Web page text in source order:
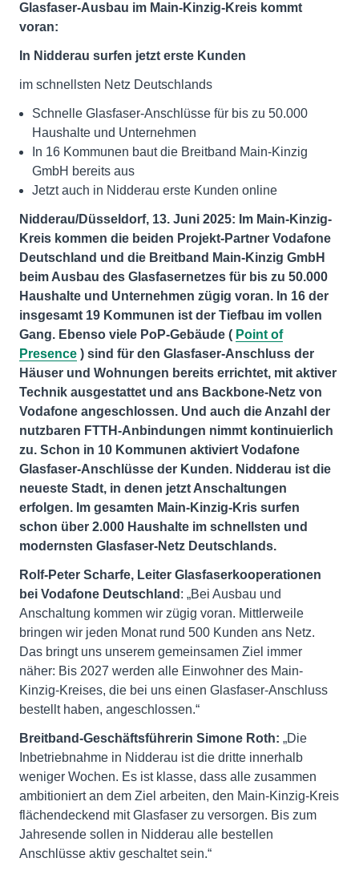
Glasfaser-Ausbau im Main-Kinzig-Kreis kommt
voran:
In Nidderau surfen jetzt erste Kunden
im schnellsten Netz Deutschlands
Schnelle Glasfaser-Anschlüsse für bis zu 50.000
Haushalte und Unternehmen
In 16 Kommunen baut die Breitband Main-Kinzig
GmbH bereits aus
Jetzt auch in Nidderau erste Kunden online
Nidderau/Düsseldorf, 13. Juni 2025: Im Main-Kinzig-
Kreis kommen die beiden Projekt-Partner Vodafone
Deutschland und die Breitband Main-Kinzig GmbH
beim Ausbau des Glasfasernetzes für bis zu 50.000
Haushalte und Unternehmen zügig voran. In 16 der
insgesamt 19 Kommunen ist der Tiefbau im vollen
Gang. Ebenso viele PoP-Gebäude ( Point of
Presence ) sind für den Glasfaser-Anschluss der
Häuser und Wohnungen bereits errichtet, mit aktiver
Technik ausgestattet und ans Backbone-Netz von
Vodafone angeschlossen. Und auch die Anzahl der
nutzbaren FTTH-Anbindungen nimmt kontinuierlich
zu. Schon in 10 Kommunen aktiviert Vodafone
Glasfaser-Anschlüsse der Kunden. Nidderau ist die
neueste Stadt, in denen jetzt Anschaltungen
erfolgen. Im gesamten Main-Kinzig-Kris surfen
schon über 2.000 Haushalte im schnellsten und
modernsten Glasfaser-Netz Deutschlands.
Rolf-Peter Scharfe, Leiter Glasfaserkooperationen
bei Vodafone Deutschland : „Bei Ausbau und
Anschaltung kommen wir zügig voran. Mittlerweile
bringen wir jeden Monat rund 500 Kunden ans Netz.
Das bringt uns unserem gemeinsamen Ziel immer
näher: Bis 2027 werden alle Einwohner des Main-
Kinzig-Kreises, die bei uns einen Glasfaser-Anschluss
bestellt haben, angeschlossen.“
Breitband-Geschäftsführerin Simone Roth: „Die
Inbetriebnahme in Nidderau ist die dritte innerhalb
weniger Wochen. Es ist klasse, dass alle zusammen
ambitioniert an dem Ziel arbeiten, den Main-Kinzig-Kreis
flächendeckend mit Glasfaser zu versorgen. Bis zum
Jahresende sollen in Nidderau alle bestellen
Anschlüsse aktiv geschaltet sein.“